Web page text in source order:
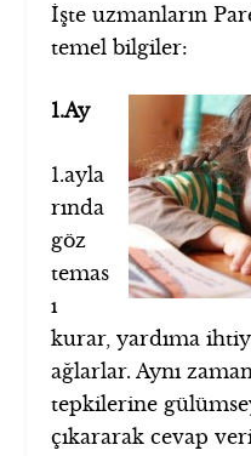
İşte uzmanların
temel bilgiler:
1.Ay
1.ayla
rında
göz
temas
ı
kurar, yardıma
ağlarlar. Aynı
tepkilerine
çıkararak cevap